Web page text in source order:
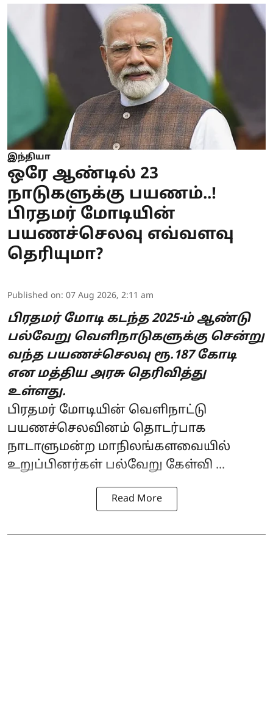
இந்தியா
ஒரே ஆண்டில் 23
நாடுகளுக்கு பயணம்..!
பிரதமர் மோடியின்
பயணச்செலவு எவ்வளவு
தெரியுமா?
Published on: 07 Aug 2026, 2:11 am
பிரதமர் மோடி கடந்த 2025-ம் ஆண்டு
பல்வேறு வெளிநாடுகளுக்கு சென்று
வந்த பயணச்செலவு ரூ.187 கோடி
என மத்திய அரசு தெரிவித்து
உள்ளது.
பிரதமர் மோடியின் வெளிநாட்டு
பயணச்செலவினம் தொடர்பாக
நாடாளுமன்ற மாநிலங்களவையில்
உறுப்பினர்கள் பல்வேறு கேள்வி ...
Read More